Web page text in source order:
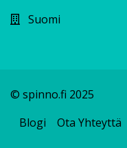
Suomi
© spinno.fi 2025
Blogi
Ota Yhteyttä